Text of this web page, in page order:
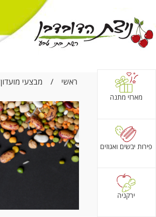
ראשי / מבצעי מועדון
מארזי מתנה
פירות יבשים ואגוזים
ירקניה